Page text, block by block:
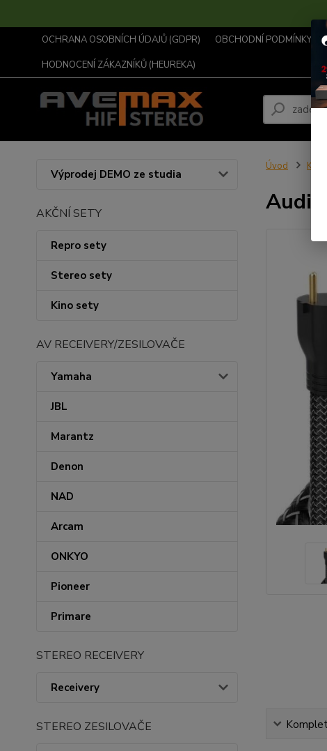
OCHRANA OSOBNÍCH ÚDAJŮ (GDPR) OBCHODNÍ PODMÍNKY ...
HODNOCENÍ ZÁKAZNÍKŮ (HEUREKA)
Výprodej DEMO ze studia
AKČNÍ SETY
Repro sety
Stereo sety
Kino sety
AV RECEIVERY/ZESILOVAČE
Yamaha
JBL
Marantz
Denon
NAD
Arcam
ONKYO
Pioneer
Primare
STEREO RECEIVERY
Receivery
STEREO ZESILOVAČE
Úvod